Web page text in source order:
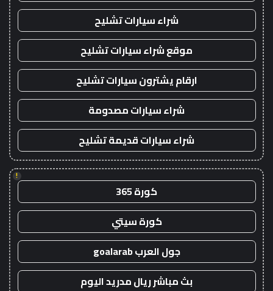
شراء سيارات تشليح
موقع شراء سيارات تشليح
ارقام يشترون سيارات تشليح
شراء سيارات مصدومة
شراء سيارات قديمة تشليح
!
كورة 365
كورة سيتي
جول العرب goalarab
بث مباشر ريال مدريد اليوم